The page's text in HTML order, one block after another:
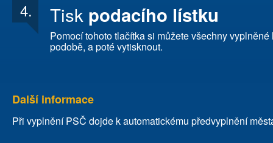
4. Tisk podacího lístku
Pomocí tohoto tlačítka si můžete všechny
podobě, a poté vytisknout.
Další informace
Při vyplnění PSČ dojde k automatickému předvyplnění